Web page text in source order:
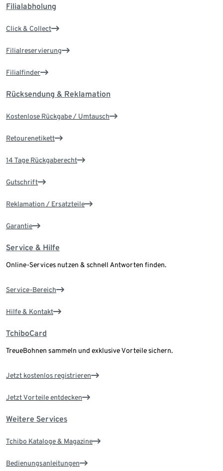
Filialabholung
Click & Collect
Filialreservierung
Filialfinder
Rücksendung & Reklamation
Kostenlose Rückgabe / Umtausch
Retourenetikett
14 Tage Rückgaberecht
Gutschrift
Reklamation / Ersatzteile
Garantie
Service & Hilfe
Online-Services nutzen & schnell Antworten finden.
Service-Bereich
Hilfe & Kontakt
TchiboCard
TreueBohnen sammeln und exklusive Vorteile sichern.
Jetzt kostenlos registrieren
Jetzt Vorteile entdecken
Weitere Services
Tchibo Kataloge & Magazine
Bedienungsanleitungen